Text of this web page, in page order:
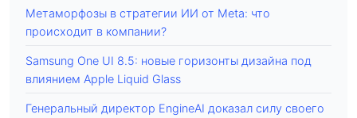
Метаморфозы в стратегии ИИ от Meta: что
происходит в компании?
Samsung One UI 8.5: новые горизонты дизайна под
влиянием Apple Liquid Glass
Генеральный директор EngineAI доказал силу своего